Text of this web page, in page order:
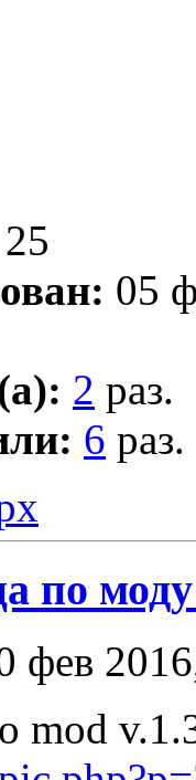
25
05
2 раз.
6 раз.
по
фев
mod